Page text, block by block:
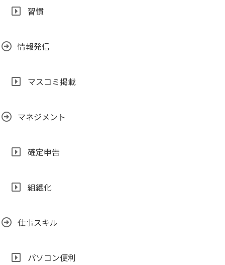
習慣
情報発信
マスコミ掲載
マネジメント
確定申告
組織化
仕事スキル
パソコン便利